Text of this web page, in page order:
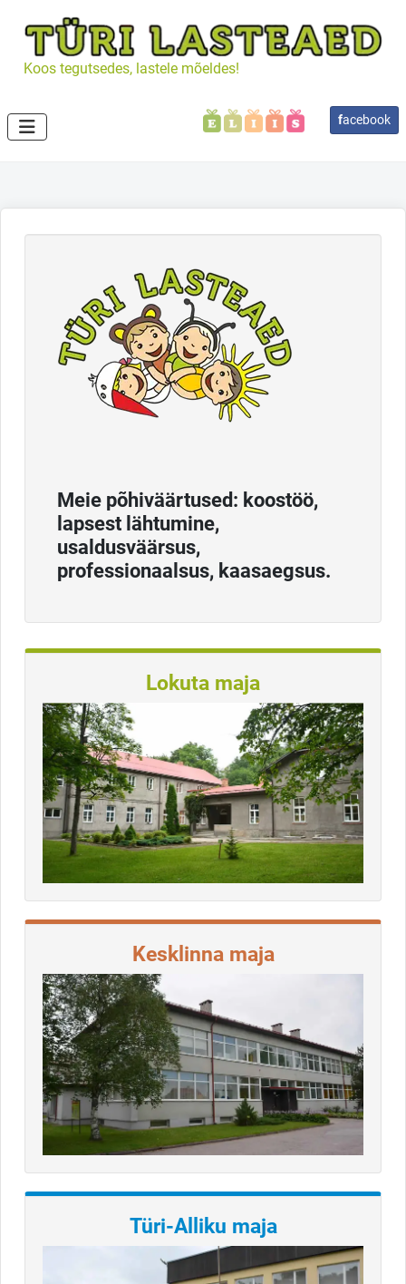
Koos tegutsedes, lastele mõeldes!
facebook
Meie põhiväärtused: koostöö,
lapsest lähtumine,
usaldusväärsus,
professionaalsus, kaasaegsus.
Lokuta maja
Kesklinna maja
Türi-Alliku maja